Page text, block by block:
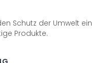
Schutz der Umwelt ein
Produkte.